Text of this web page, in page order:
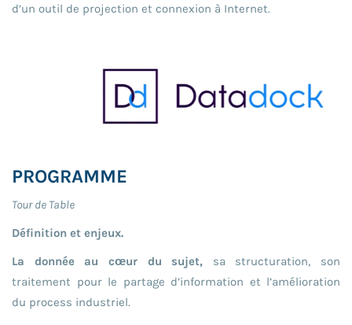
d’un outil de projection et connexion à Internet.
PROGRAMME
Tour de Table
Définition et enjeux.
La donnée au cœur du sujet, sa structuration, son
traitement pour le partage d’information et l’amélioration
du process industriel.